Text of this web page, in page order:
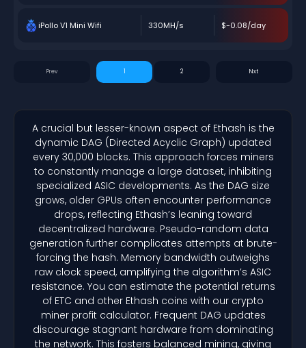
iPollo V1 Mini Wifi 330MH/s $-0.08/day
1 2
A crucial but lesser-known aspect of Ethash is the
dynamic DAG (Directed Acyclic Graph) updated
every 30,000 blocks. This approach forces miners
to constantly manage a large dataset, inhibiting
specialized ASIC developments. As the DAG size
grows, older GPUs often encounter performance
drops, reflecting Ethash’s leaning toward
decentralized hardware. Pseudo-random data
generation further complicates attempts at brute-
forcing the hash. Memory bandwidth outweighs
raw clock speed, amplifying the algorithm’s ASIC
resistance. You can estimate the potential returns
of ETC and other Ethash coins with our crypto
miner profit calculator. Frequent DAG updates
discourage stagnant hardware from dominating
the network. This fosters balanced mining, giving